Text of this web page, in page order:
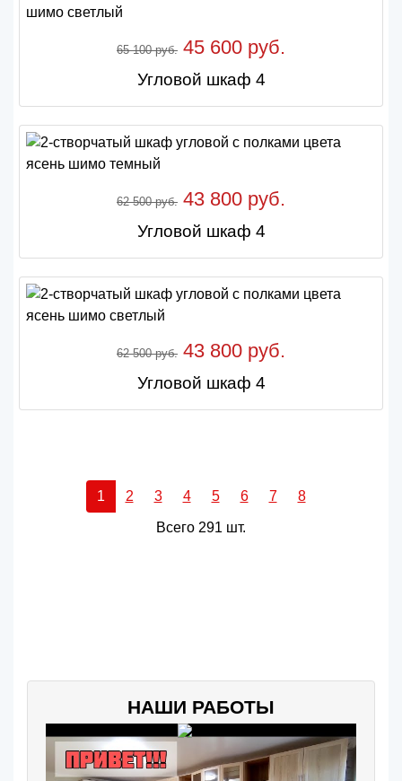
65 100 руб. 45 600 руб.
Угловой шкаф 4
62 500 руб. 43 800 руб.
Угловой шкаф 4
62 500 руб. 43 800 руб.
Угловой шкаф 4
1 2 3 4 5 6 7 8
Всего 291 шт.
НАШИ РАБОТЫ